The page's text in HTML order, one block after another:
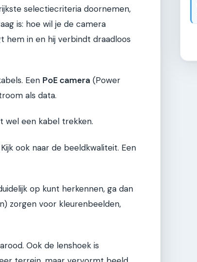
selectiecriteria doornemen,
is: hoe wil je de camera
hem in en hij verbindt draadloos
Een PoE camera (Power
als data.
wel een kabel trekken.
ook naar de beeldkwaliteit. Een
op kunt herkennen, ga dan
zorgen voor kleurenbeelden,
Ook de lenshoek is